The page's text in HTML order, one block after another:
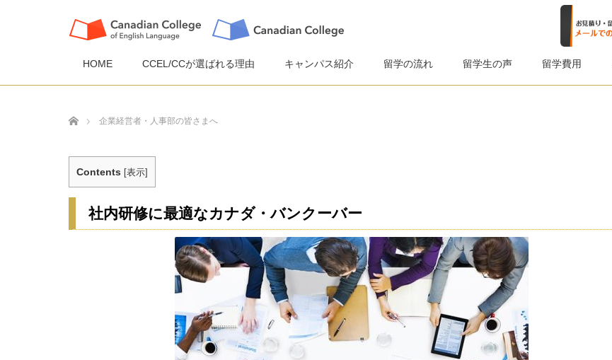
HOME CCEL/CCが選ばれる理由 キャンパス紹介 留学の流れ 留学生の声 留学費用
企業経営者・人事部の皆さまへ
Contents [表示]
社内研修に最適なカナダ・バンクーバー